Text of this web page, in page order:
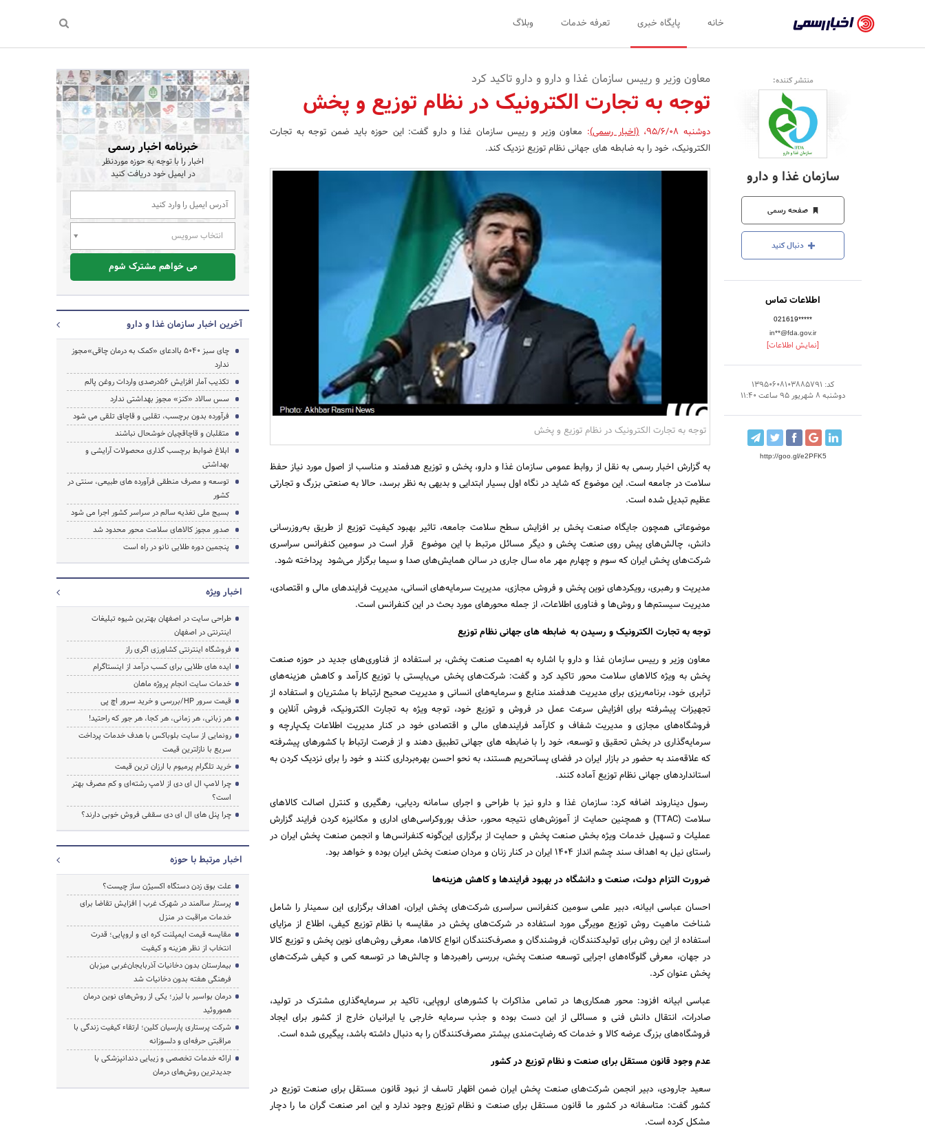
رسمی
-
اخبار
تایید
شده
شرکت‌ها،
سازمان‌ها
و
روابط
عمومی‌ها
خانه پایگاه خبری تعرفه خدمات وبلاگ
جستجو
منتشر کننده:
سازمان غذا و دارو
صفحه رسمی
دنبال کنید
اطلاعات تماس
021619*****
in**@fda.gov.ir
[نمایش اطلاعات]
کد: 13950608103885791
دوشنبه 8 شهریور 95 ساعت 11:40
http://goo.gl/e2PFK5
معاون وزیر و رییس سازمان غذا و دارو و دارو تاکید کرد
توجه به تجارت الکترونیک در نظام توزیع و پخش
دوشنبه 95/6/08 ،(اخبار رسمی): معاون وزیر و رییس سازمان غذا و دارو گفت: این حوزه باید ضمن توجه به تجارت
الکترونیک، خود را به ضابطه های جهانی نظام توزیع نزدیک کند.
توجه به تجارت الکترونیک در نظام توزیع و پخش
به گزارش اخبار رسمی به نقل از روابط عمومی سازمان غذا و دارو، پخش و توزیع هدفمند و مناسب از اصول مورد نیاز حفظ
سلامت در جامعه است. این موضوع که شاید در نگاه اول بسیار ابتدایی و بدیهی به نظر برسد، حالا به صنعتی بزرگ و تجارتی
عظیم تبدیل شده است.
موضوعاتی همچون جایگاه صنعت پخش بر افزایش سطح سلامت جامعه، تاثیر بهبود کیفیت توزیع از طریق به‌روزرسانی
دانش، چالش‌های پیش‌ روی صنعت پخش و دیگر مسائل مرتبط با این موضوع قرار است در سومین کنفرانس سراسری
شرکت‌های پخش ایران که سوم و چهارم مهر ماه سال جاری در سالن همایش‌های صدا و سیما برگزار می‌شود پرداخته شود.
مدیریت و رهبری، رویکردهای نوین پخش و فروش مجازی، مدیریت سرمایه‌های انسانی، مدیریت فرایندهای مالی و اقتصادی،
مدیریت سیستم‌ها و روش‌ها و فناوری اطلاعات، از جمله محورهای مورد بحث در این کنفرانس است.
توجه به تجارت الکترونیک و رسیدن به ضابطه های جهانی نظام توزیع
معاون وزیر و رییس سازمان غذا و دارو با اشاره به اهمیت صنعت پخش، بر استفاده از فناوری‌های جدید در حوزه صنعت
پخش به ویژه کالاهای سلامت محور تاکید کرد و گفت: شرکت‌های پخش می‌بایستی با توزیع کارآمد و کاهش هزینه‌های
ترابری خود، برنامه‌ریزی برای مدیریت هدفمند منابع و سرمایه‌های انسانی و مدیریت صحیح ارتباط با مشتریان و استفاده از
تجهیزات پیشرفته برای افزایش سرعت عمل در فروش و توزیع خود، توجه ویژه به تجارت الکترونیک، فروش آنلاین و
فروشگاه‌های مجازی و مدیریت شفاف و کارآمد فرایندهای مالی و اقتصادی خود در کنار مدیریت اطلاعات یک‌پارچه و
سرمایه‌گذاری در بخش تحقیق و توسعه، خود را با ضابطه های جهانی تطبیق دهند و از فرصت ارتباط با کشورهای پیشرفته
که علاقه‌مند به حضور در بازار ایران در فضای پساتحریم هستند، به نحو احسن بهره‌برداری کنند و خود را برای نزدیک کردن به
استانداردهای جهانی نظام توزیع آماده کنند.
رسول دیناروند اضافه کرد: سازمان غذا و دارو نیز با طراحی و اجرای سامانه ردیابی، رهگیری و کنترل اصالت کالاهای
سلامت (TTAC) و همچنین حمایت از آموزش‌های نتیجه محور، حذف بوروکراسی‌های اداری و مکانیزه کردن فرایند گزارش
عملیات و تسهیل خدمات ویژه بخش صنعت پخش و حمایت از برگزاری این‌گونه کنفرانس‌ها و انجمن صنعت پخش ایران در
راستای نیل به اهداف سند چشم انداز 1404 ایران در کنار زنان و مردان صنعت پخش ایران بوده و خواهد بود.
ضرورت التزام دولت، صنعت و دانشگاه در بهبود فرایندها و کاهش هزینه‌ها
احسان عباسی ابیانه، دبیر علمی سومین کنفرانس سراسری شرکت‌های پخش ایران، اهداف برگزاری این سمینار را شامل
شناخت ماهیت روش توزیع مویرگی مورد استفاده در شرکت‌های پخش در مقایسه با نظام توزیع کیفی، اطلاع از مزایای
استفاده از این روش برای تولیدکنندگان، فروشندگان و مصرف‌کنندگان انواع کالاها، معرفی روش‌های نوین پخش و توزیع کالا
در جهان، معرفی گلوگاه‌های اجرایی توسعه صنعت پخش، بررسی راهبردها و چالش‌ها در توسعه کمی و کیفی شرکت‌های
پخش عنوان کرد.
عباسی ابیانه افزود: محور همکاری‌ها در تمامی مذاکرات با کشورهای اروپایی، تاکید بر سرمایه‌گذاری مشترک در تولید،
صادرات، انتقال دانش فنی و مسائلی از این دست بوده و جذب سرمایه خارجی یا ایرانیان خارج از کشور برای ایجاد
فروشگاه‌های بزرگ عرضه کالا و خدمات که رضایت‌مندی بیشتر مصرف‌کنندگان را به دنبال داشته باشد، پیگیری شده است.
عدم وجود قانون مستقل برای صنعت و نظام توزیع در کشور
سعید جارودی، دبیر انجمن شرکت‌های صنعت پخش ایران ضمن اظهار تاسف از نبود قانون مستقل برای صنعت توزیع در
کشور گفت: متاسفانه در کشور ما قانون مستقل برای صنعت و نظام توزیع وجود ندارد و این امر صنعت گران ما را دچار
مشکل کرده است.
خبرنامه اخبار رسمی
اخبار را با توجه به حوزه موردنظر
در ایمیل خود دریافت کنید
انتخاب سرویس
می خواهم مشترک شوم
آخرین اخبار سازمان غذا و دارو
چای سبز 5040 باادعای «کمک به درمان چاقی»مجوز
ندارد
تکذیب آمار افزایش 56درصدی واردات روغن پالم
سس سالاد «کنز» مجوز بهداشتی ندارد
فرآورده بدون برچسب، تقلبی و قاچاق تلقی می شود
متقلبان و قاچاقچیان خوشحال نباشند
ابلاغ ضوابط برچسب گذاری محصولات آرایشی و
بهداشتی
توسعه و مصرف منطقی فرآورده های طبیعی، سنتی در
کشور
بسیج ملی تغذیه سالم در سراسر کشور اجرا می شود
صدور مجوز کالاهای سلامت محور محدود شد
پنجمین دوره طلایی نانو در راه است
اخبار ویژه
طراحی سایت در اصفهان بهترین شیوه تبلیغات
اینترنتی در اصفهان
فروشگاه اینترنتی کشاورزی اگری راز
ایده های طلایی برای کسب درآمد از اینستاگرام
خدمات سایت انجام پروژه ماهان
قیمت سرور HP/بررسی و خرید سرور اچ پی
هر زبانی، هر زمانی، هر کجا، هر جور که راحتید!
رونمایی از سایت بلوباکس با هدف خدمات پرداخت
سریع با نازلترین قیمت
خرید تلگرام پرمیوم با ارزان ترین قیمت
چرا لامپ ال ای دی از لامپ رشته‌ای و کم مصرف بهتر
است؟
چرا پنل های ال ای دی سقفی فروش خوبی دارند؟
اخبار مرتبط با حوزه
علت بوق زدن دستگاه اکسیژن ساز چیست؟
پرستار سالمند در شهرک غرب | افزایش تقاضا برای
خدمات مراقبت در منزل
مقایسه قیمت ایمپلنت کره ای و اروپایی؛ قدرت
انتخاب از نظر هزینه و کیفیت
بیمارستان بدون دخانیات آذربایجان‌غربی میزبان
فرهنگی هفته بدون دخانیات شد
درمان بواسیر با لیزر؛ یکی از روش‌های نوین درمان
هموروئید
شرکت پرستاری پارسیان کلین؛ ارتقاء کیفیت زندگی با
مراقبتی حرفه‌ای و دلسوزانه
ارائه خدمات تخصصی و زیبایی دندانپزشکی با
جدیدترین روش‌های درمان